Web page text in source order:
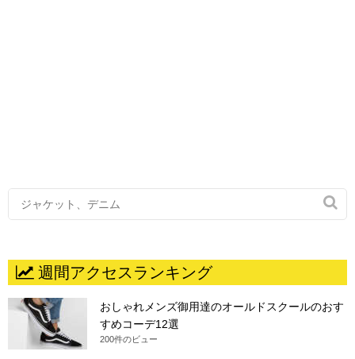

週間アクセスランキング
おしゃれメンズ御用達のオールドスクールのおす
すめコーデ12選
200件のビュー